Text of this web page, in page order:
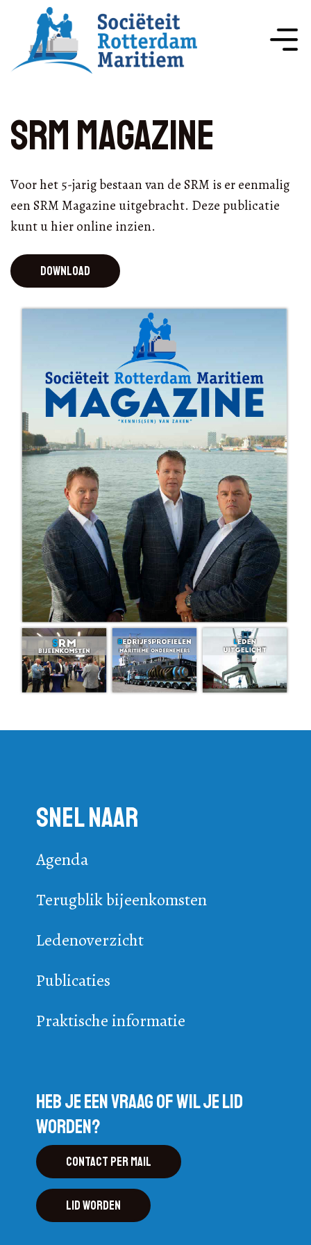
SRM Magazine
Voor het 5-jarig bestaan van de SRM is er eenmalig
een SRM Magazine uitgebracht. Deze publicatie
kunt u hier online inzien.
Download
Snel naar
Agenda
Terugblik bijeenkomsten
Ledenoverzicht
Publicaties
Praktische informatie
Heb je een vraag of wil je lid
worden?
Contact per mail
Lid worden